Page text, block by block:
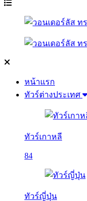
หน้าแรก
ทัวร์ต่างประเทศ
ทัวร์เกาหลี
84
ทัวร์ญี่ปุ่น